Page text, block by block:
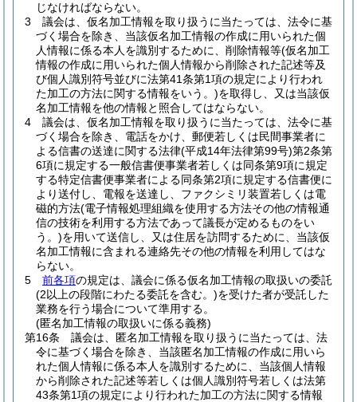
じなければならない。
3
議会は、仮名加工情報を取り扱うに当たっては、法令に基
づく場合を除き、当該仮名加工情報の作成に用いられた個
人情報に係る本人を識別するために、削除情報等(仮名加工
情報の作成に用いられた個人情報から削除された記述等及
び個人識別符号並びに法第41条第1項の規定により行われ
た加工の方法に関する情報をいう。)を取得し、又は当該仮
名加工情報を他の情報と照合してはならない。
4
議会は、仮名加工情報を取り扱うに当たっては、法令に基
づく場合を除き、電話をかけ、郵便若しくは民間事業者に
よる信書の送達に関する法律(平成14年法律第99号)第2条第
6項に規定する一般信書便事業者若しくは同条第9項に規定
する特定信書便事業者による同条第2項に規定する信書便に
より送付し、電報を送達し、ファクシミリ装置若しくは電
磁的方法(電子情報処理組織を使用する方法その他の情報通
信の技術を利用する方法であって議長が定めるものをい
う。)を用いて送信し、又は住居を訪問するために、当該仮
名加工情報に含まれる連絡先その他の情報を利用してはな
らない。
5
前各項の規定は、議会に係る仮名加工情報の取扱いの委託
(2以上の段階にわたる委託を含む。)を受けた者が受託した
業務を行う場合について準用する。
(匿名加工情報の取扱いに係る義務)
第16条
議会は、匿名加工情報を取り扱うに当たっては、法
令に基づく場合を除き、当該匿名加工情報の作成に用いら
れた個人情報に係る本人を識別するために、当該個人情報
から削除された記述等若しくは個人識別符号若しくは法第
43条第1項の規定により行われた加工の方法に関する情報